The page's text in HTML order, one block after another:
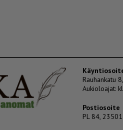
Rauhankatu
Aukioloajat:
Postiosoite
PL 84,